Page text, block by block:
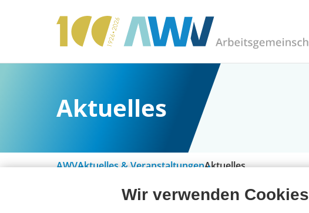
Aktuelles
AWVAktuelles & VeranstaltungenAktuelles
Wir verwenden Cookies